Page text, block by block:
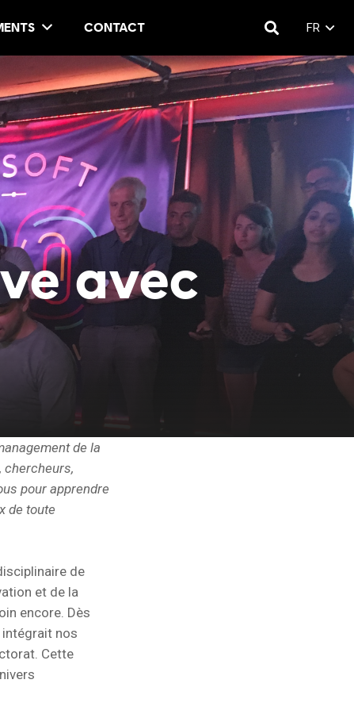
CONTACT FR
avec
de la
chercheurs,
pour apprendre
de toute
de
et de la
encore. Dès
intégrait nos
Cette